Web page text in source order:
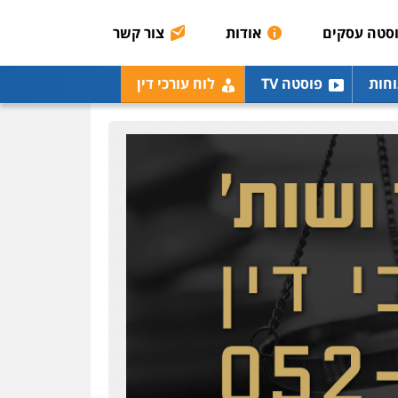
עסקים אודות צור קשר
פוסטה TV לוח עורכי דין
מחיקת כתבות מגוגל
ודחיקת אזכורים שליליים
דין
0522508109
אחסון אתרים
תמיכה
לעורכי דין
שירותים מקצועיים לעורכי
מאיה בלום, עו"ס,
טיפול ושיקום